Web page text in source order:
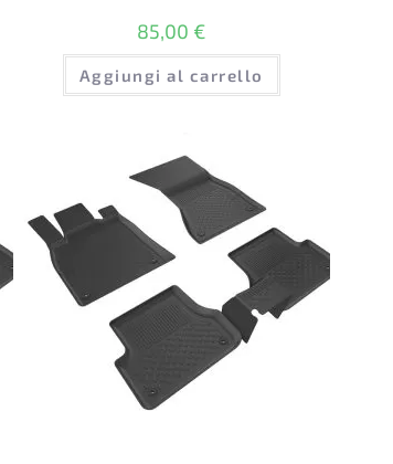
85,00 €
Aggiungi al carrello